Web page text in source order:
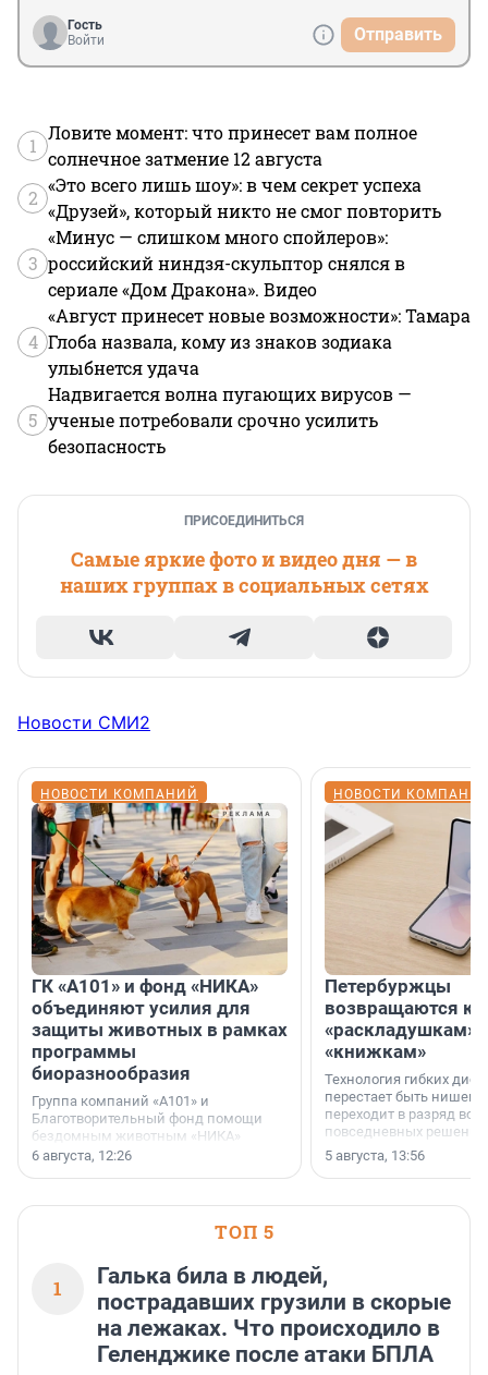
Гость
Войти
Отправить
1
Ловите момент: что принесет вам полное
солнечное затмение 12 августа
2
«Это всего лишь шоу»: в чем секрет успеха
«Друзей», который никто не смог повторить
3
«Минус — слишком много спойлеров»:
российский ниндзя-скульптор снялся в
сериале «Дом Дракона». Видео
4
«Август принесет новые возможности»: Тамара
Глоба назвала, кому из знаков зодиака
улыбнется удача
5
Надвигается волна пугающих вирусов —
ученые потребовали срочно усилить
безопасность
ПРИСОЕДИНИТЬСЯ
Самые яркие фото и видео дня — в
наших группах в социальных сетях
Новости СМИ2
НОВОСТИ КОМПАНИЙ
ГК «А101» и фонд «НИКА»
объединяют усилия для
защиты животных в рамках
программы
биоразнообразия
Группа компаний «А101» и
Благотворительный фонд помощи
бездомным животным «НИКА»
заключили соглашение о
6 августа, 12:26
НОВОСТИ
Петербуржцы
возвращаются к
«раскладушкам»
«книжкам»
Технология гибких
перестает быть
переходит в разряд
повседневных
5 августа, 13:56
ТОП 5
1
Галька била в людей,
пострадавших грузили в скорые
на лежаках. Что происходило в
Геленджике после атаки БПЛА